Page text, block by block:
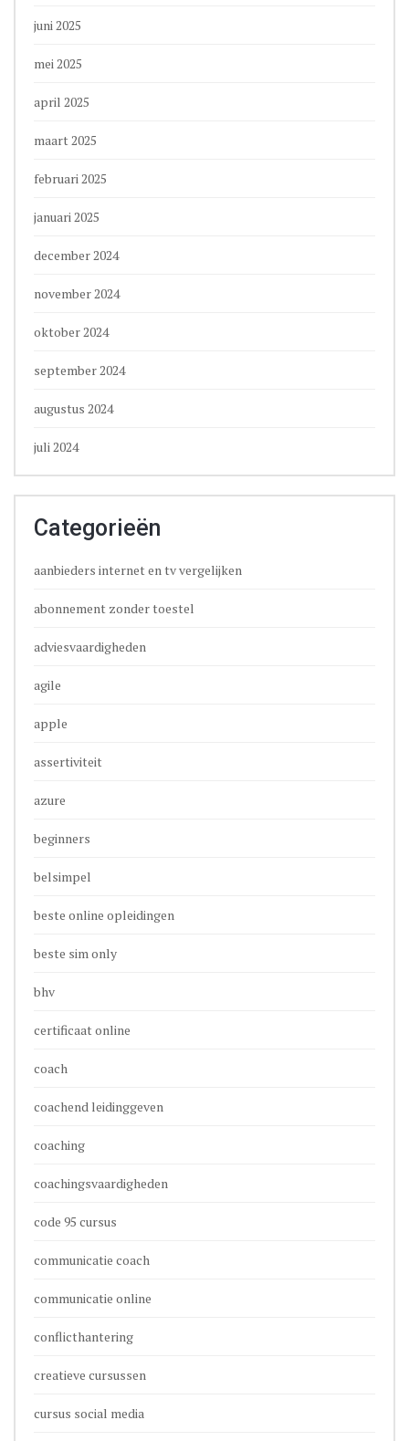
juni 2025
mei 2025
april 2025
maart 2025
februari 2025
januari 2025
december 2024
november 2024
oktober 2024
september 2024
augustus 2024
juli 2024
Categorieën
aanbieders internet en tv vergelijken
abonnement zonder toestel
adviesvaardigheden
agile
apple
assertiviteit
azure
beginners
belsimpel
beste online opleidingen
beste sim only
bhv
certificaat online
coach
coachend leidinggeven
coaching
coachingsvaardigheden
code 95 cursus
communicatie coach
communicatie online
conflicthantering
creatieve cursussen
cursus social media